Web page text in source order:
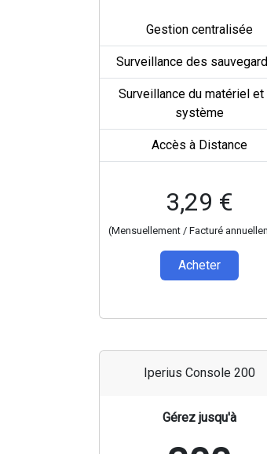
Gestion centralisée
Surveillance des
Surveillance du matériel et
système
Accès à Distance
3,29 €
(Mensuellement / Facturé
Acheter
Iperius Console 200
Gérez jusqu'à